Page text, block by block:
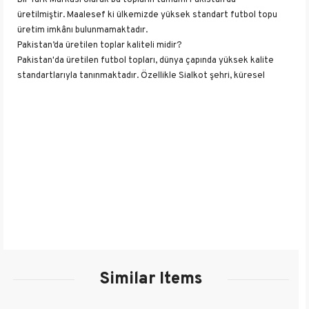
üretilmiştir. Maalesef ki ülkemizde yüksek standart futbol topu
üretim imkânı bulunmamaktadır.
Pakistan’da üretilen toplar kaliteli midir?
Pakistan'da üretilen futbol topları, dünya çapında yüksek kalite
standartlarıyla tanınmaktadır. Özellikle Sialkot şehri, küresel
plaj, suni çim, doğal çim) seçiminizi etkileyecektir. Fifa’ nın
Similar Items